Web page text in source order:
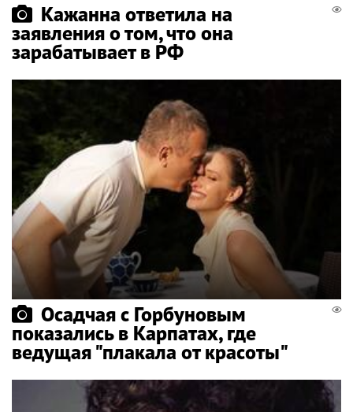
Кажанна ответила на
заявления о том, что она
зарабатывает в РФ
Осадчая с Горбуновым
показались в Карпатах, где
ведущая "плакала от красоты"